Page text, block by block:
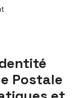
Postale